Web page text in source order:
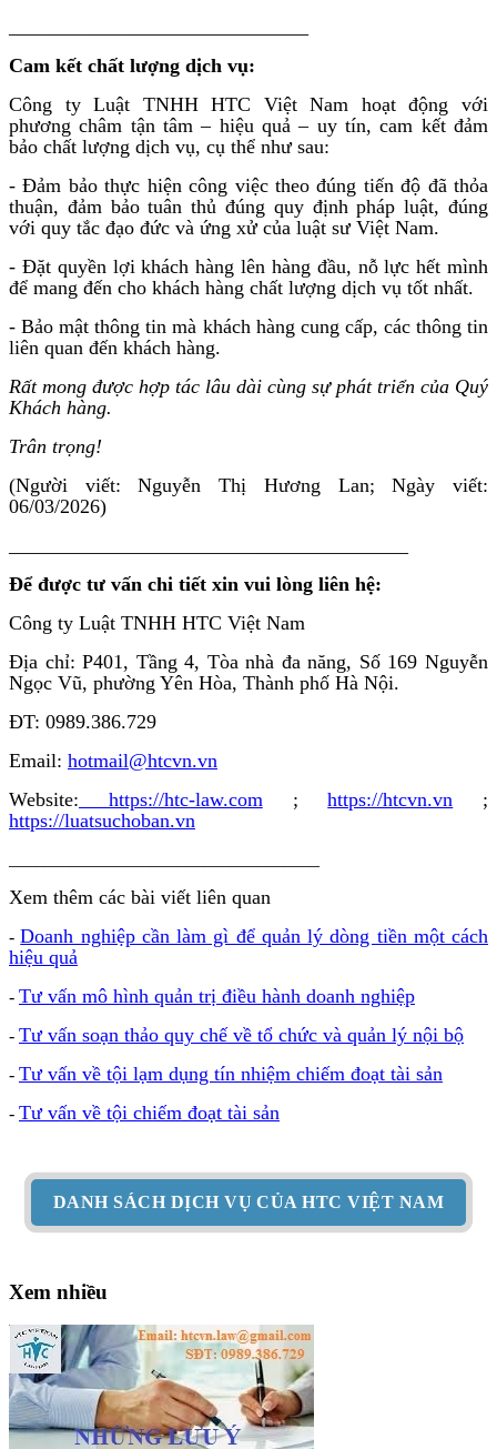
Cam kết chất lượng dịch vụ:
Công ty Luật TNHH HTC Việt Nam hoạt động với
phương châm tận tâm – hiệu quả – uy tín, cam kết đảm
bảo chất lượng dịch vụ, cụ thể như sau:
- Đảm bảo thực hiện công việc theo đúng tiến độ đã thỏa
thuận, đảm bảo tuân thủ đúng quy định pháp luật, đúng
với quy tắc đạo đức và ứng xử của luật sư Việt Nam.
- Đặt quyền lợi khách hàng lên hàng đầu, nỗ lực hết mình
để mang đến cho khách hàng chất lượng dịch vụ tốt nhất.
- Bảo mật thông tin mà khách hàng cung cấp, các thông tin
liên quan đến khách hàng.
Rất mong được hợp tác lâu dài cùng sự phát triển của Quý
Khách hàng.
Trân trọng!
(Người viết: Nguyễn Thị Hương Lan; Ngày viết:
06/03/2026)
Để được tư vấn chi tiết xin vui lòng liên hệ:
Công ty Luật TNHH HTC Việt Nam
Địa chỉ: P401, Tầng 4, Tòa nhà đa năng, Số 169 Nguyễn
Ngọc Vũ, phường Yên Hòa, Thành phố Hà Nội.
ĐT: 0989.386.729
Email: hotmail@htcvn.vn
Website: https://htc-law.com ;https://htcvn.vn ;
https://luatsuchoban.vn
Xem thêm các bài viết liên quan
-Doanh nghiệp cần làm gì để quản lý dòng tiền một cách
hiệu quả
- Tư vấn mô hình quản trị điều hành doanh nghiệp
- Tư vấn soạn thảo quy chế về tổ chức và quản lý nội bộ
- Tư vấn về tội lạm dụng tín nhiệm chiếm đoạt tài sản
- Tư vấn về tội chiếm đoạt tài sản
DANH SÁCH DỊCH VỤ CỦA HTC VIỆT NAM
Xem nhiều